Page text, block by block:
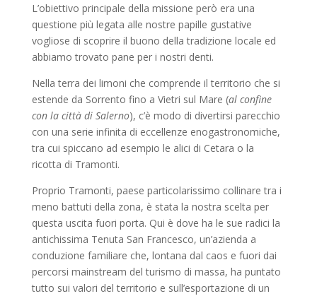
L’obiettivo principale della missione però era una
questione più legata alle nostre papille gustative
vogliose di scoprire il buono della tradizione locale ed
abbiamo trovato pane per i nostri denti.
Nella terra dei limoni che comprende il territorio che si
estende da Sorrento fino a Vietri sul Mare (al confine
con la città di Salerno), c’è modo di divertirsi parecchio
con una serie infinita di eccellenze enogastronomiche,
tra cui spiccano ad esempio le alici di Cetara o la
ricotta di Tramonti.
Proprio Tramonti, paese particolarissimo collinare tra i
meno battuti della zona, è stata la nostra scelta per
questa uscita fuori porta. Qui è dove ha le sue radici la
antichissima Tenuta San Francesco, un’azienda a
conduzione familiare che, lontana dal caos e fuori dai
percorsi mainstream del turismo di massa, ha puntato
tutto sui valori del territorio e sull’esportazione di un